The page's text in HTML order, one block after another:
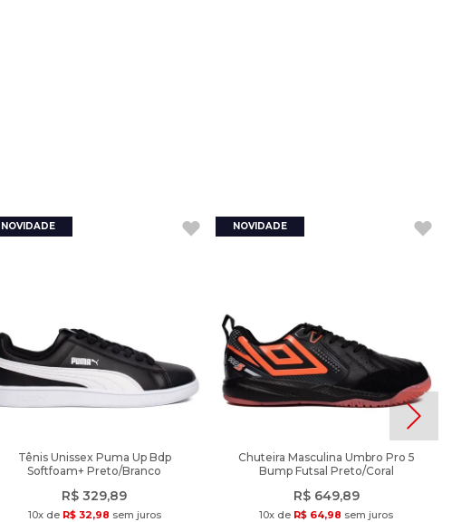
Tênis Unissex Puma Up Bdp
Softfoam+ Preto/Branco
R$ 329,89
10x de R$ 32,98 sem juros
Chuteira Masculina Umbro Pro 5
Bump Futsal Preto/Coral
R$ 649,89
10x de R$ 64,98 sem juros